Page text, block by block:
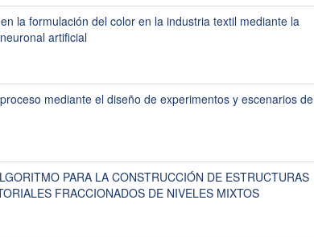
la formulación del color en la industria textil mediante la
artificial
mediante el diseño de experimentos y escenarios de
PARA LA CONSTRUCCIÓN DE ESTRUCTURAS
FRACCIONADOS DE NIVELES MIXTOS